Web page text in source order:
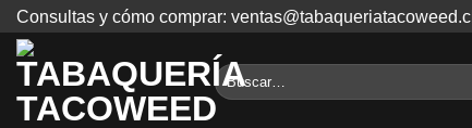
Skip
content
Consultas y cómo comprar: ventas@tabaqueriatacoweed.cl
Buscar
por: